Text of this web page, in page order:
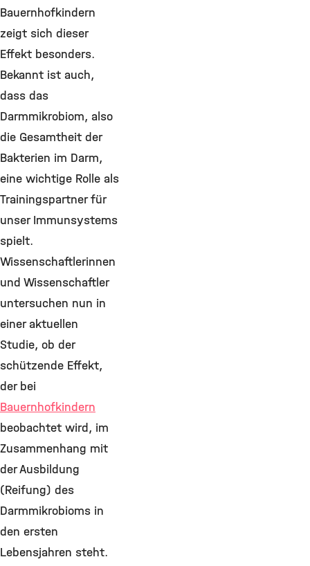
Bauernhofkindern
zeigt sich dieser
Effekt besonders.
Bekannt ist auch,
dass das
Darmmikrobiom, also
die Gesamtheit der
Bakterien im Darm,
eine wichtige Rolle als
Trainingspartner für
unser Immunsystems
spielt.
Wissenschaftlerinnen
und Wissenschaftler
untersuchen nun in
einer aktuellen
Studie, ob der
schützende Effekt,
der bei
Bauernhofkindern
beobachtet wird, im
Zusammenhang mit
der Ausbildung
(Reifung) des
Darmmikrobioms in
den ersten
Lebensjahren steht.